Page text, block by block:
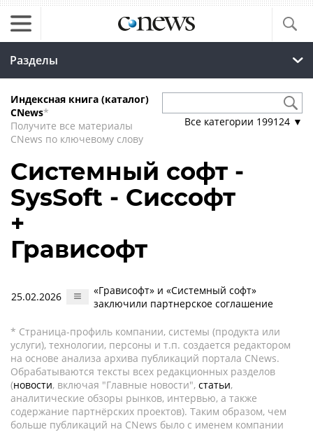
Разделы
Индексная книга (каталог)
CNews*
Получите все материалы
CNews по ключевому слову
Все категории 199124 ▼
Системный софт -
SysSoft - Сиссофт
+
Грависофт
25.02.2026
«Грависофт» и «Системный софт»
заключили партнерское соглашение
* Страница-профиль компании, системы (продукта или
услуги), технологии, персоны и т.п. создается редактором
на основе анализа архива публикаций портала CNews.
Обрабатываются тексты всех редакционных разделов
(новости, включая "Главные новости", статьи,
аналитические обзоры рынков, интервью, а также
содержание партнёрских проектов). Таким образом, чем
больше публикаций на CNews было с именем компании